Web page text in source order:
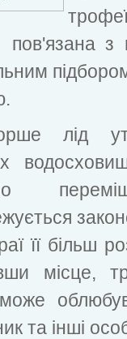
з
лід
її більш
місце,
та інші